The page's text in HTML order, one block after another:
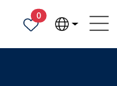
0Geselecteerde